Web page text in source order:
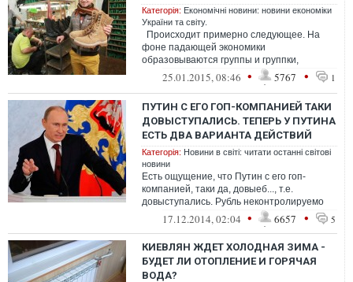
Категорія: Економічні новини: новини економіки
України та світу.
Происходит примерно следующее. На
фоне падающей экономики
образовываются группы и группки,
которые начинают строить экономику
внутри себя и да...
25.01.2015, 08:46 • 5767 • 1
ПУТИН С ЕГО ГОП-КОМПАНИЕЙ ТАКИ
ДОВЫСТУПАЛИСЬ. ТЕПЕРЬ У ПУТИНА
ЕСТЬ ДВА ВАРИАНТА ДЕЙСТВИЙ
Категорія: Новини в світі: читати останні світові
новини
Есть ощущение, что Путин с его гоп-
компанией, таки да, довыеб..., т.е.
довыступались. Рубль неконтролируемо
катится вниз. Руководство Центробанка
17.12.2014, 02:04 • 6657 • 5
КИЕВЛЯН ЖДЕТ ХОЛОДНАЯ ЗИМА -
БУДЕТ ЛИ ОТОПЛЕНИЕ И ГОРЯЧАЯ
ВОДА?